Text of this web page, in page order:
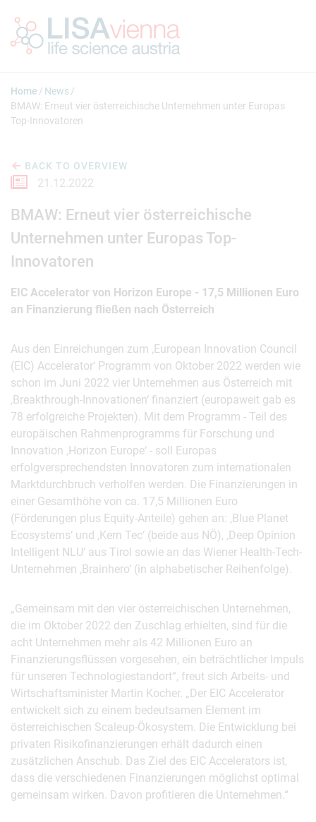
Home
News
BMAW: Erneut vier österreichische Unternehmen unter Europas
Top-Innovatoren
BACK TO OVERVIEW
21.12.2022
BMAW: Erneut vier österreichische
Unternehmen unter Europas Top-
Innovatoren
EIC Accelerator von Horizon Europe - 17,5 Millionen Euro
an Finanzierung fließen nach Österreich
Aus den Einreichungen zum ‚European Innovation Council
(EIC) Accelerator‘ Programm von Oktober 2022 werden wie
schon im Juni 2022 vier Unternehmen aus Österreich mit
‚Breakthrough-Innovationen‘ finanziert (europaweit gab es
78 erfolgreiche Projekten). Mit dem Programm - Teil des
europäischen Rahmenprogramms für Forschung und
Innovation ‚Horizon Europe‘ - soll Europas
erfolgversprechendsten Innovatoren zum internationalen
Marktdurchbruch verholfen werden. Die Finanzierungen in
einer Gesamthöhe von ca. 17,5 Millionen Euro
(Förderungen plus Equity-Anteile) gehen an: ‚Blue Planet
Ecosystems‘ und ‚Kern Tec‘ (beide aus NÖ), ‚Deep Opinion
Intelligent NLU‘ aus Tirol sowie an das Wiener Health-Tech-
Unternehmen ‚Brainhero‘ (in alphabetischer Reihenfolge).
„Gemeinsam mit den vier österreichischen Unternehmen,
die im Oktober 2022 den Zuschlag erhielten, sind für die
acht Unternehmen mehr als 42 Millionen Euro an
Finanzierungsflüssen vorgesehen, ein beträchtlicher Impuls
für unseren Technologiestandort“, freut sich Arbeits- und
Wirtschaftsminister Martin Kocher. „Der EIC Accelerator
entwickelt sich zu einem bedeutsamen Element im
österreichischen Scaleup-Ökosystem. Die Entwicklung bei
privaten Risikofinanzierungen erhält dadurch einen
zusätzlichen Anschub. Das Ziel des EIC Accelerators ist,
dass die verschiedenen Finanzierungen möglichst optimal
gemeinsam wirken. Davon profitieren die Unternehmen.“